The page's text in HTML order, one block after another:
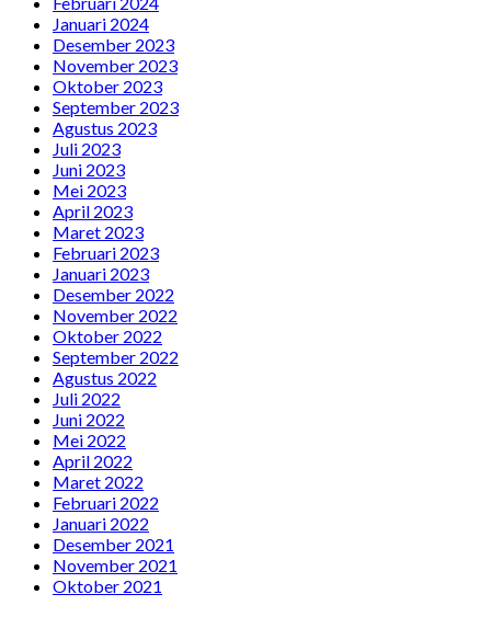
Januari 2024
Desember 2023
November 2023
Oktober 2023
September 2023
Agustus 2023
Juli 2023
Juni 2023
Mei 2023
April 2023
Maret 2023
Februari 2023
Januari 2023
Desember 2022
November 2022
Oktober 2022
September 2022
Agustus 2022
Juli 2022
Juni 2022
Mei 2022
April 2022
Maret 2022
Februari 2022
Januari 2022
Desember 2021
November 2021
Oktober 2021